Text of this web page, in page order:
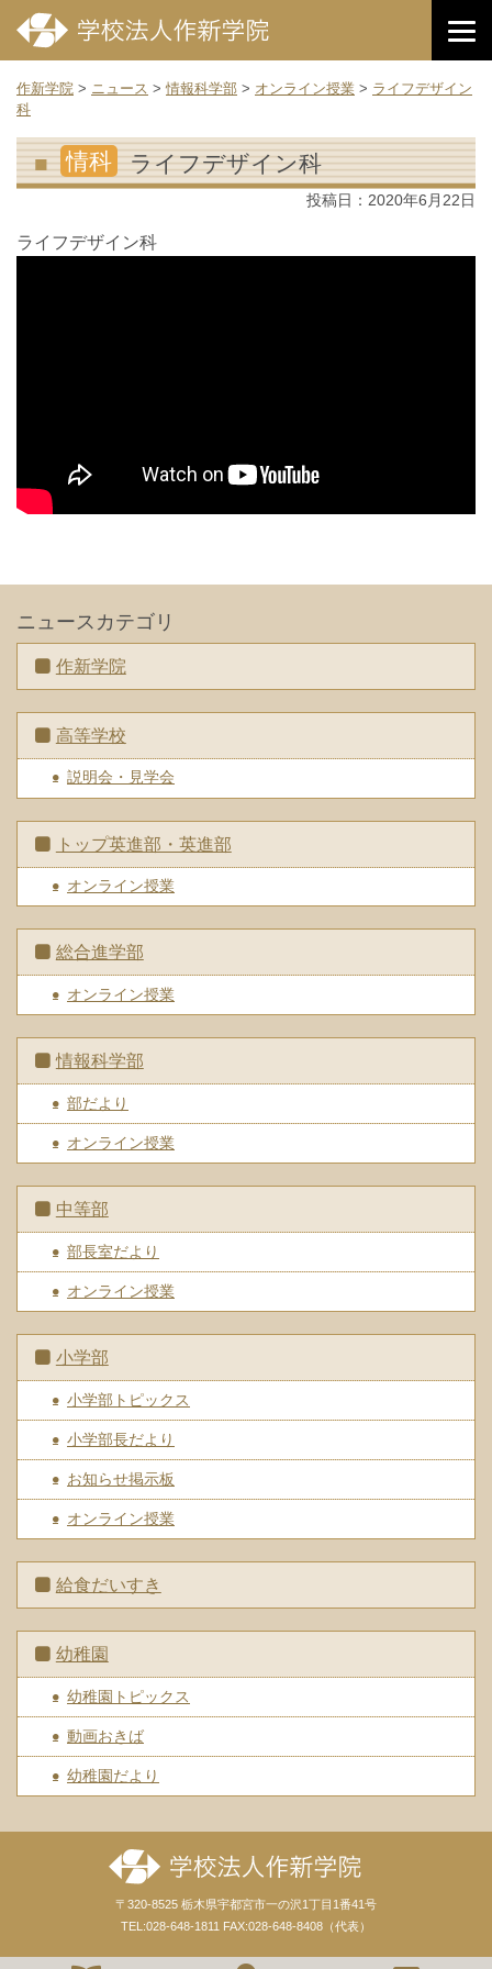
作新学院 > ニュース >情報科学部 > オンライン授業 > ライフデザイン
科
情科 ライフデザイン科
投稿日： 2020年6月22日
ライフデザイン科
ニュースカテゴリ
作新学院
高等学校
説明会・見学会
トップ英進部・英進部
オンライン授業
総合進学部
オンライン授業
情報科学部
部だより
オンライン授業
中等部
部長室だより
オンライン授業
小学部
小学部トピックス
小学部長だより
お知らせ掲示板
オンライン授業
給食だいすき
幼稚園
幼稚園トピックス
動画おきば
幼稚園だより
〒320-8525 栃木県宇都宮市一の沢1丁目1番41号
TEL:028-648-1811 FAX:028-648-8408（代表）